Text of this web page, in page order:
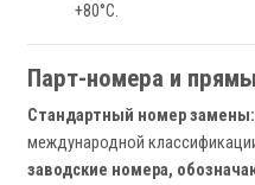
+80°C.
Парт-номера и
Стандартный номер замены:
международной
заводские номера,